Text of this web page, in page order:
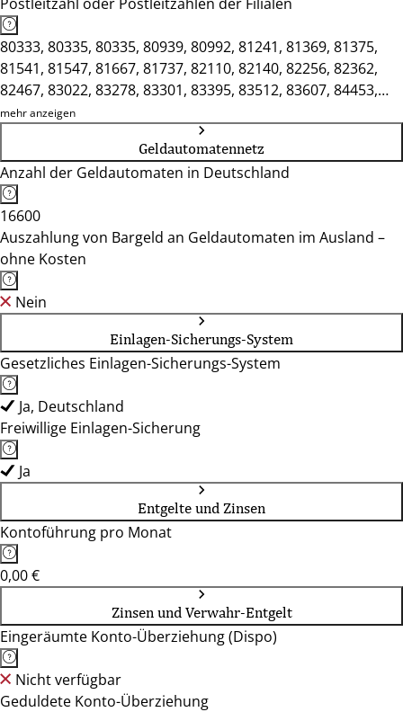
80333, 80335, 80335, 80939, 80992, 81241, 81369, 81375,
81541, 81547, 81667, 81737, 82110, 82140, 82256, 82362,
82467, 83022, 83278, 83301, 83395, 83512, 83607, 84453,
84489, 85049, 85221, 85276, 85354, 85435, 85567, 85716,
mehr anzeigen
Geldautomatennetz
Anzahl der Geldautomaten in Deutschland
16600
Auszahlung von Bargeld an Geldautomaten im Ausland –
ohne Kosten
Nein
Einlagen-Sicherungs-System
Gesetzliches Einlagen-Sicherungs-System
Ja, Deutschland
Freiwillige Einlagen-Sicherung
Ja
Entgelte und Zinsen
Kontoführung pro Monat
0,00 €
Zinsen und Verwahr-Entgelt
Eingeräumte Konto-Überziehung (Dispo)
Nicht verfügbar
Geduldete Konto-Überziehung